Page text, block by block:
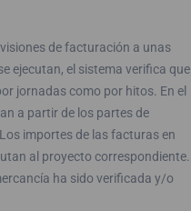
de facturación a unas
ejecutan, el sistema verifica que
jornadas como por hitos. En el
a partir de los partes de
importes de las facturas en
al proyecto correspondiente.
ha sido verificada y/o